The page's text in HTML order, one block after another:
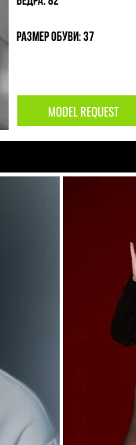
Размер обуви: 37
MODEL REQUEST